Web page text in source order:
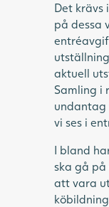
Det krävs
på dessa
aktuell
Samling i
undantag
vi ses i
I bland
ska gå på
att vara